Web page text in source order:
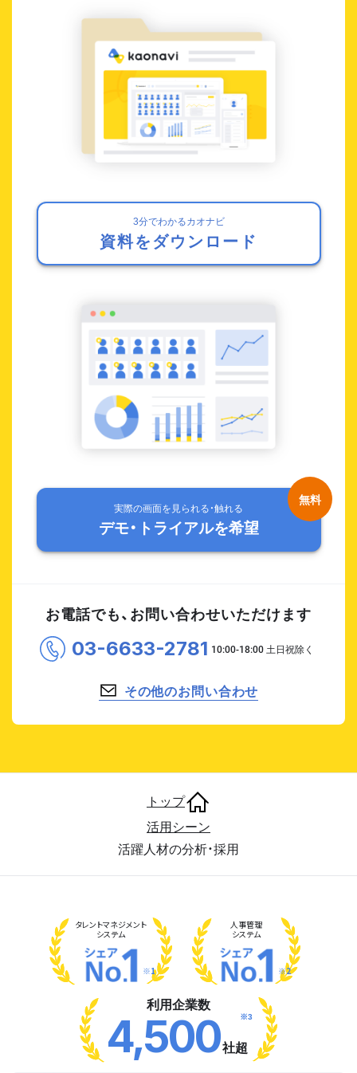
3分でわかるカオナビ
資料をダウンロード
実際の画面を見られる・触れる
デモ・トライアルを希望
お電話でも、お問い合わせいただけます
03-6633-2781
その他のお問い合わせ
トップ
活用シーン
活躍人材の分析・採用
タレントマネジメント
システム
※1
人事管理
システム
※2
利用企業数
4,500社超
※3